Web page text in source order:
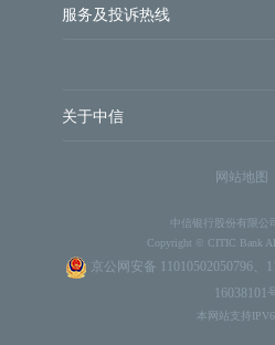
服务及投诉热线
关于中信
网站地图
中信银行股份有限公
Copyright © CITIC Bank
京公网安备 11010502050796、
16038101
本网站支持IPV6